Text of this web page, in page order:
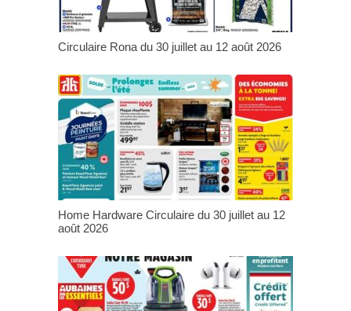
Circulaire Rona du 30 juillet au 12 août 2026
Home Hardware Circulaire du 30 juillet au 12
août 2026